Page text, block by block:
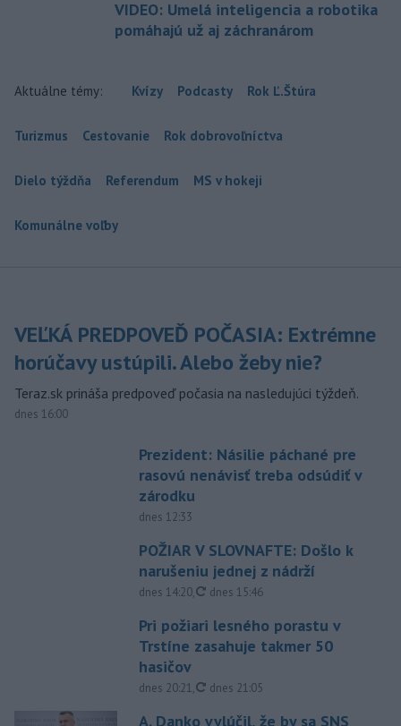
VIDEO: Umelá inteligencia a robotika
pomáhajú už aj záchranárom
Aktuálne témy: Kvízy Podcasty Rok Ľ.Štúra
Turizmus Cestovanie Rok dobrovoľníctva
Dielo týždňa Referendum MS v hokeji
Komunálne voľby
VEĽKÁ PREDPOVEĎ POČASIA: Extrémne
horúčavy ustúpili. Alebo žeby nie?
Teraz.sk prináša predpoveď počasia na nasledujúci týždeň.
dnes 16:00
Prezident: Násilie páchané pre
rasovú nenávisť treba odsúdiť v
zárodku
dnes 12:33
POŽIAR V SLOVNAFTE: Došlo k
narušeniu jednej z nádrží
dnes 14:20, aktualizované
dnes 15:46
Pri požiari lesného porastu v
Trstíne zasahuje takmer 50
hasičov
dnes 20:21, aktualizované
dnes 21:05
A. Danko vylúčil, že by sa SNS